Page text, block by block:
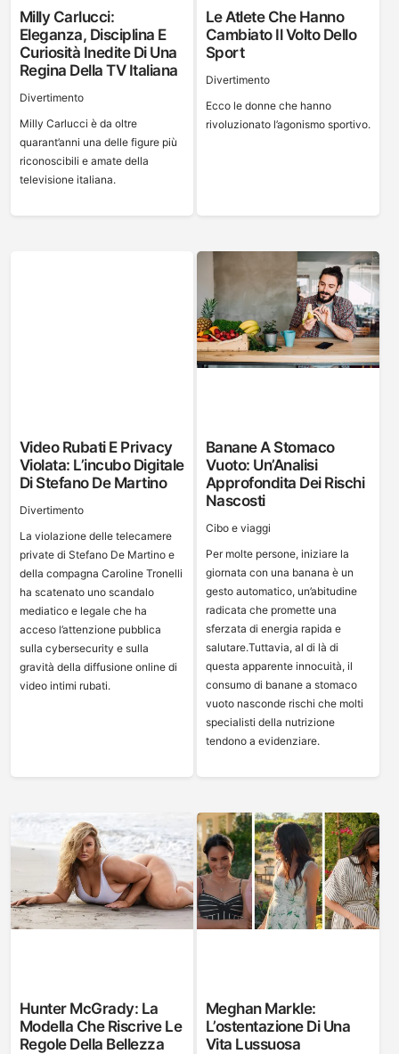
Milly Carlucci:
Eleganza, Disciplina E
Curiosità Inedite Di Una
Regina Della TV Italiana
Divertimento
Milly Carlucci è da oltre
quarant’anni una delle figure più
riconoscibili e amate della
televisione italiana.
Le Atlete Che Hanno
Cambiato Il Volto Dello
Sport
Divertimento
Ecco le donne che hanno
rivoluzionato l’agonismo sportivo.
Video Rubati E Privacy
Violata: L’incubo Digitale
Di Stefano De Martino
Divertimento
La violazione delle telecamere
private di Stefano De Martino e
della compagna Caroline Tronelli
ha scatenato uno scandalo
mediatico e legale che ha
acceso l’attenzione pubblica
sulla cybersecurity e sulla
gravità della diffusione online di
video intimi rubati.
Banane A Stomaco
Vuoto: Un’Analisi
Approfondita Dei Rischi
Nascosti
Cibo e viaggi
Per molte persone, iniziare la
giornata con una banana è un
gesto automatico, un’abitudine
radicata che promette una
sferzata di energia rapida e
salutare.Tuttavia, al di là di
questa apparente innocuità, il
consumo di banane a stomaco
vuoto nasconde rischi che molti
specialisti della nutrizione
tendono a evidenziare.
Hunter McGrady: La
Modella Che Riscrive Le
Regole Della Bellezza
Meghan Markle:
L’ostentazione Di Una
Vita Lussuosa